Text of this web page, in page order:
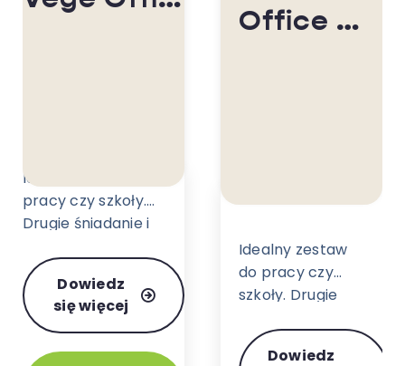
Idealny zestaw do
pracy czy szkoły.
Drugie śniadanie i
mięsa i ryb.
Dowiedz
się więcej
Office Box
Idealny zestaw
do pracy czy
szkoły. Drugie
to pierwszy krok
Dowiedz